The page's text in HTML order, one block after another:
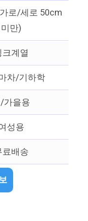
로/세로 50cm
미만)
크계열
차/기하학
가을용
성용
료배송